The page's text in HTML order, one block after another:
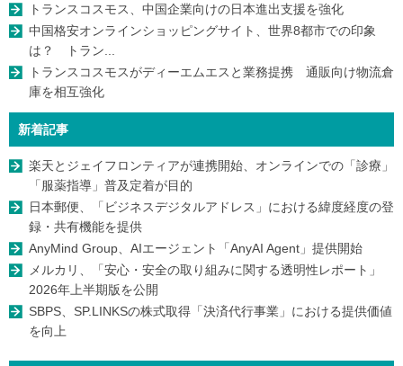
トランスコスモス、中国企業向けの日本進出支援を強化
中国格安オンラインショッピングサイト、世界8都市での印象
は？ トラン...
トランスコスモスがディーエムエスと業務提携 通販向け物流倉
庫を相互強化
新着記事
楽天とジェイフロンティアが連携開始、オンラインでの「診療」
「服薬指導」普及定着が目的
日本郵便、「ビジネスデジタルアドレス」における緯度経度の登
録・共有機能を提供
AnyMind Group、AIエージェント「AnyAI Agent」提供開始
メルカリ、「安心・安全の取り組みに関する透明性レポート」
2026年上半期版を公開
SBPS、SP.LINKSの株式取得「決済代行事業」における提供価値
を向上